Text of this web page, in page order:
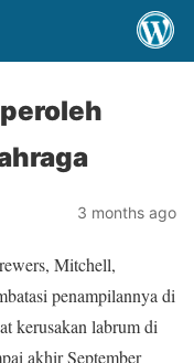
3 months ago
Mitchell,
penampilannya di
kerusakan labrum di
akhir September